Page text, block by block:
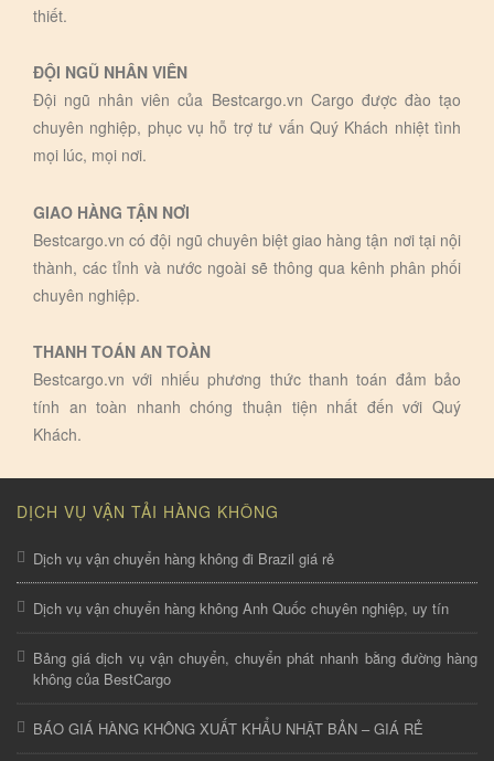
thiết.
ĐỘI NGŨ NHÂN VIÊN
Đội ngũ nhân viên của Bestcargo.vn Cargo được đào tạo
chuyên nghiệp, phục vụ hỗ trợ tư vấn Quý Khách nhiệt tình
mọi lúc, mọi nơi.
GIAO HÀNG TẬN NƠI
Bestcargo.vn có đội ngũ chuyên biệt giao hàng tận nơi tại nội
thành, các tỉnh và nước ngoài sẽ thông qua kênh phân phối
chuyên nghiệp.
THANH TOÁN AN TOÀN
Bestcargo.vn với nhiếu phương thức thanh toán đảm bảo
tính an toàn nhanh chóng thuận tiện nhất đến với Quý
Khách.
DỊCH VỤ VẬN TẢI HÀNG KHÔNG
Dịch vụ vận chuyển hàng không đi Brazil giá rẻ
Dịch vụ vận chuyển hàng không Anh Quốc chuyên nghiệp, uy tín
Bảng giá dịch vụ vận chuyển, chuyển phát nhanh bằng đường hàng
không của BestCargo
BÁO GIÁ HÀNG KHÔNG XUẤT KHẨU NHẬT BẢN – GIÁ RẺ